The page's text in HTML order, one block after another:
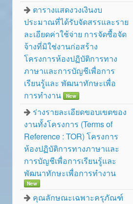
ตารางแสดงวงเงินงบ
ประมาณที่ได้รับจัดสรรและราย
ละเอียดค่าใช้จ่าย การจัดซื้อจัด
จ้างที่มิใช่งานก่อสร้าง
โครงการห้องปฏิบัติการทาง
ภาษาและการบัญชีเพื่อการ
เรียนรู้และ พัฒนาทักษะเพื่อ
การทำงาน
New
ร่างรายละเอียดขอบเขตของ
งานทั้งโครงการ (Terms of
Reference : TOR) โครงการ
ห้องปฏิบัติการทางภาษาและ
การบัญชีเพื่อการเรียนรู้และ
พัฒนาทักษะเพื่อการทำงาน
New
คุณลักษณะเฉพาะครุภัณฑ์